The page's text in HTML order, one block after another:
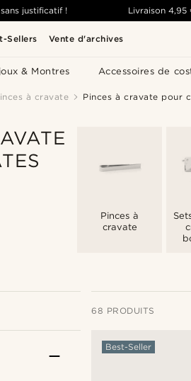
Sellers Vente d'archives
& Montres Accessoires de
justificatif ! Livraison 4,95
à cravate Pinces à cravate pour
Pinces à
cravate
68 PRODUITS
Best-Seller